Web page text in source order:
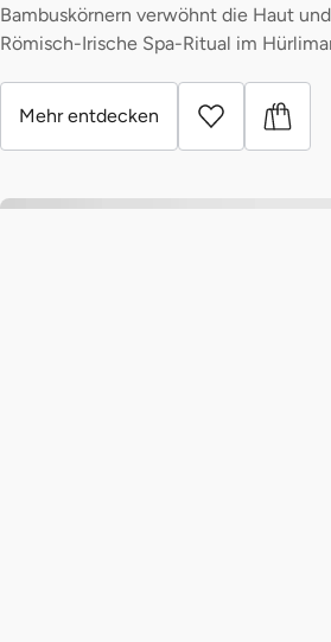
Bambuskörnern verwöhnt die Haut
Römisch-Irische Spa-Ritual im
Mehr entdecken